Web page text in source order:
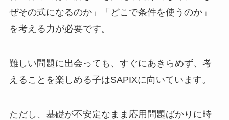
ぜその式になるのか」「どこで条件を使うのか」
を考える力が必要です。
難しい問題に出会っても、すぐにあきらめず、考
えることを楽しめる子はSAPIXに向いています。
ただし、基礎が不安定なまま応用問題ばかりに時